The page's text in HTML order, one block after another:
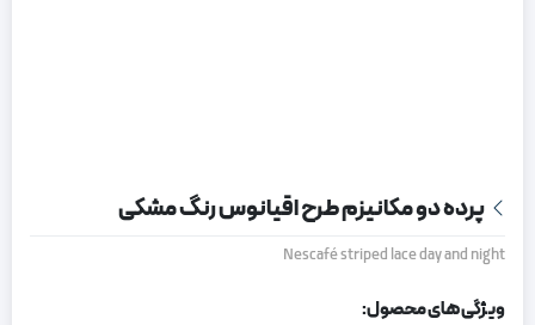
پرده دو مکانیزم طرح اقیانوس رنگ مشکی
Nescafé striped lace day and night
ویژگی های محصول: